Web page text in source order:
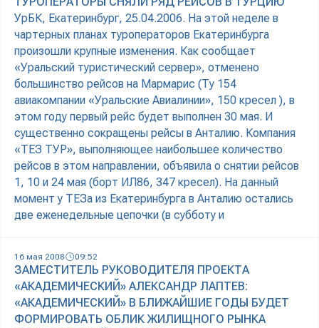
УрБК, Екатеринбург, 25.04.2006. На этой неделе в
чартерных планах туроператоров Екатеринбурга
произошли крупные изменения. Как сообщает
«Уральский туристический сервер», отменено
большинство рейсов на Мармарис (Ту 154
авиакомпании «Уральские Авиалинии», 150 кресел ), в
этом году первый рейс будет выполнен 30 мая. И
существенно сокращены рейсы в Анталию. Компания
«ТЕЗ ТУР», выполняющее наибольшее количество
рейсов в этом направлении, объявила о снятии рейсов
1, 10 и 24 мая (борт ИЛ86, 347 кресел). На данный
момент у ТЕЗа из Екатеринбурга в Анталию остались
две еженедельные цепочки (в субботу и
16 мая 2008 09:52
ЗАМЕСТИТЕЛЬ РУКОВОДИТЕЛЯ ПРОЕКТА
«АКАДЕМИЧЕСКИЙ» АЛЕКСАНДР ЛАПТЕВ:
«АКАДЕМИЧЕСКИЙ» В БЛИЖАЙШИЕ ГОДЫ БУДЕТ
ФОРМИРОВАТЬ ОБЛИК ЖИЛИЩНОГО РЫНКА